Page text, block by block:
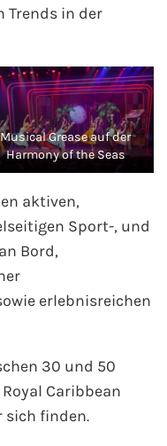
Trends in der
Musical Grease auf der
Harmony of the Seas
aktiven,
Sport-, und
Bord,
erlebnisreichen
30 und 50
Caribbean
sich finden.